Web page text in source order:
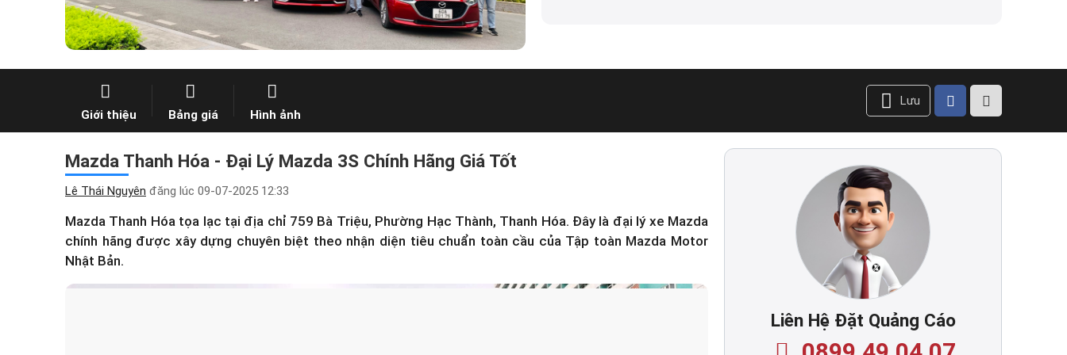
Giới thiệu Bảng giá Hình ảnh
Lưu
Mazda Thanh Hóa - Đại Lý Mazda 3S Chính Hãng Giá Tốt
Lê Thái Nguyên đăng lúc 09-07-2025 12:33
Mazda Thanh Hóa tọa lạc tại địa chỉ 759 Bà Triệu, Phường Hạc Thành, Thanh Hóa. Đây là đại lý xe Mazda
chính hãng được xây dựng chuyên biệt theo nhận diện tiêu chuẩn toàn cầu của Tập toàn Mazda Motor
Nhật Bản.
Liên Hệ Đặt Quảng Cáo